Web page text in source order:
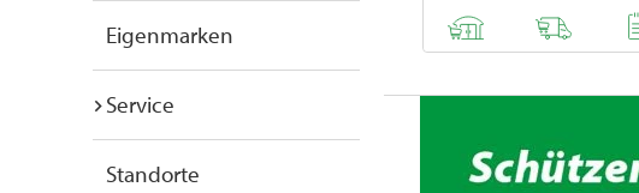
Eigenmarken
Service
Standorte